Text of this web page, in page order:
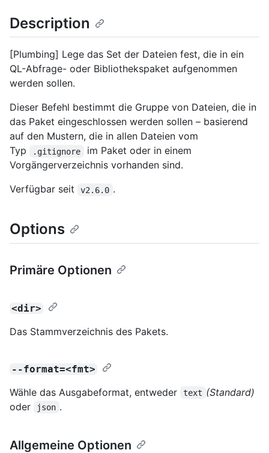
Description
[Plumbing] Lege das Set der Dateien fest, die in ein
QL-Abfrage- oder Bibliothekspaket aufgenommen
werden sollen.
Dieser Befehl bestimmt die Gruppe von Dateien, die in
das Paket eingeschlossen werden sollen – basierend
auf den Mustern, die in allen Dateien vom
Typ
.gitignore
im Paket oder in einem
Vorgängerverzeichnis vorhanden sind.
Verfügbar seit
v2.6.0 .
Options
Primäre Optionen
<dir>
Das Stammverzeichnis des Pakets.
--format=<fmt>
Wähle das Ausgabeformat, entweder text (Standard)
oder
json .
Allgemeine Optionen